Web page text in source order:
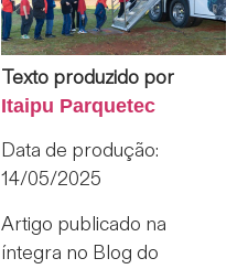
Texto produzido por
Itaipu Parquetec
Data de produção:
14/05/2025
Artigo publicado na
íntegra no Blog do